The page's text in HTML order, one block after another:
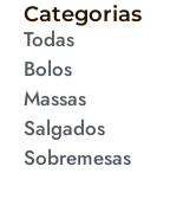
Categorias
Todas
Bolos
Massas
Salgados
Sobremesas